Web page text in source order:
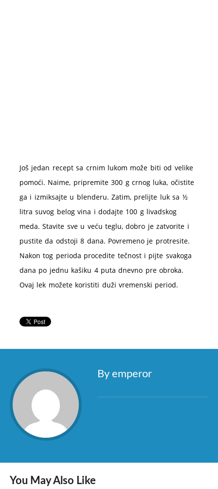
Još jedan recept sa crnim lukom može biti od velike
pomoći. Naime, pripremite 300 g crnog luka, očistite
ga i izmiksajte u blenderu. Zatim, prelijte luk sa ½
litra suvog belog vina i dodajte 100 g livadskog
meda. Stavite sve u veću teglu, dobro je zatvorite i
pustite da odstoji 8 dana. Povremeno je protresite.
Nakon tog perioda procedite tečnost i pijte svakoga
dana po jednu kašiku 4 puta dnevno pre obroka.
Ovaj lek možete koristiti duži vremenski period.
By emperor
You May Also Like